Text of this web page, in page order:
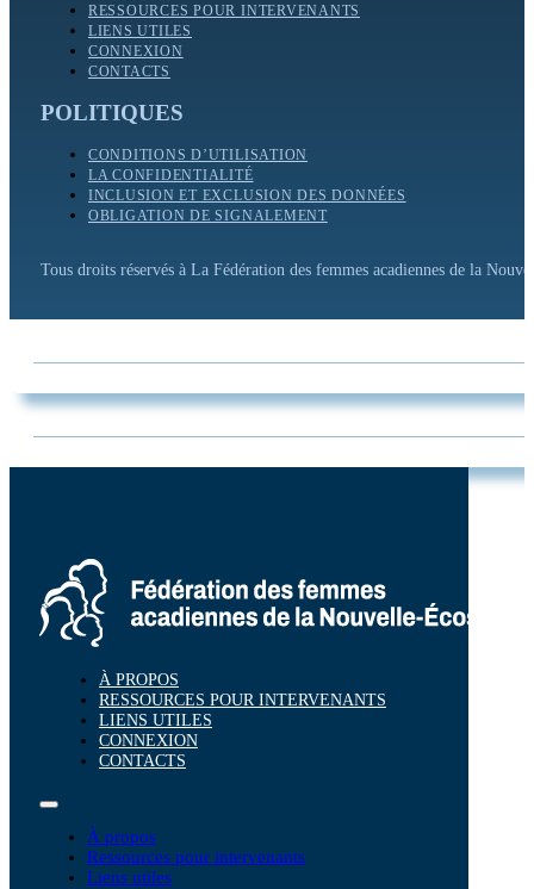
RESSOURCES POUR INTERVENANTS
LIENS UTILES
CONNEXION
CONTACTS
POLITIQUES
CONDITIONS D’UTILISATION
LA CONFIDENTIALITÉ
INCLUSION ET EXCLUSION DES DONNÉES
OBLIGATION DE SIGNALEMENT
Tous droits réservés à La Fédération des femmes acadiennes de la
À PROPOS
RESSOURCES POUR INTERVENANTS
LIENS UTILES
CONNEXION
CONTACTS
À propos
Ressources pour intervenants
Liens utiles